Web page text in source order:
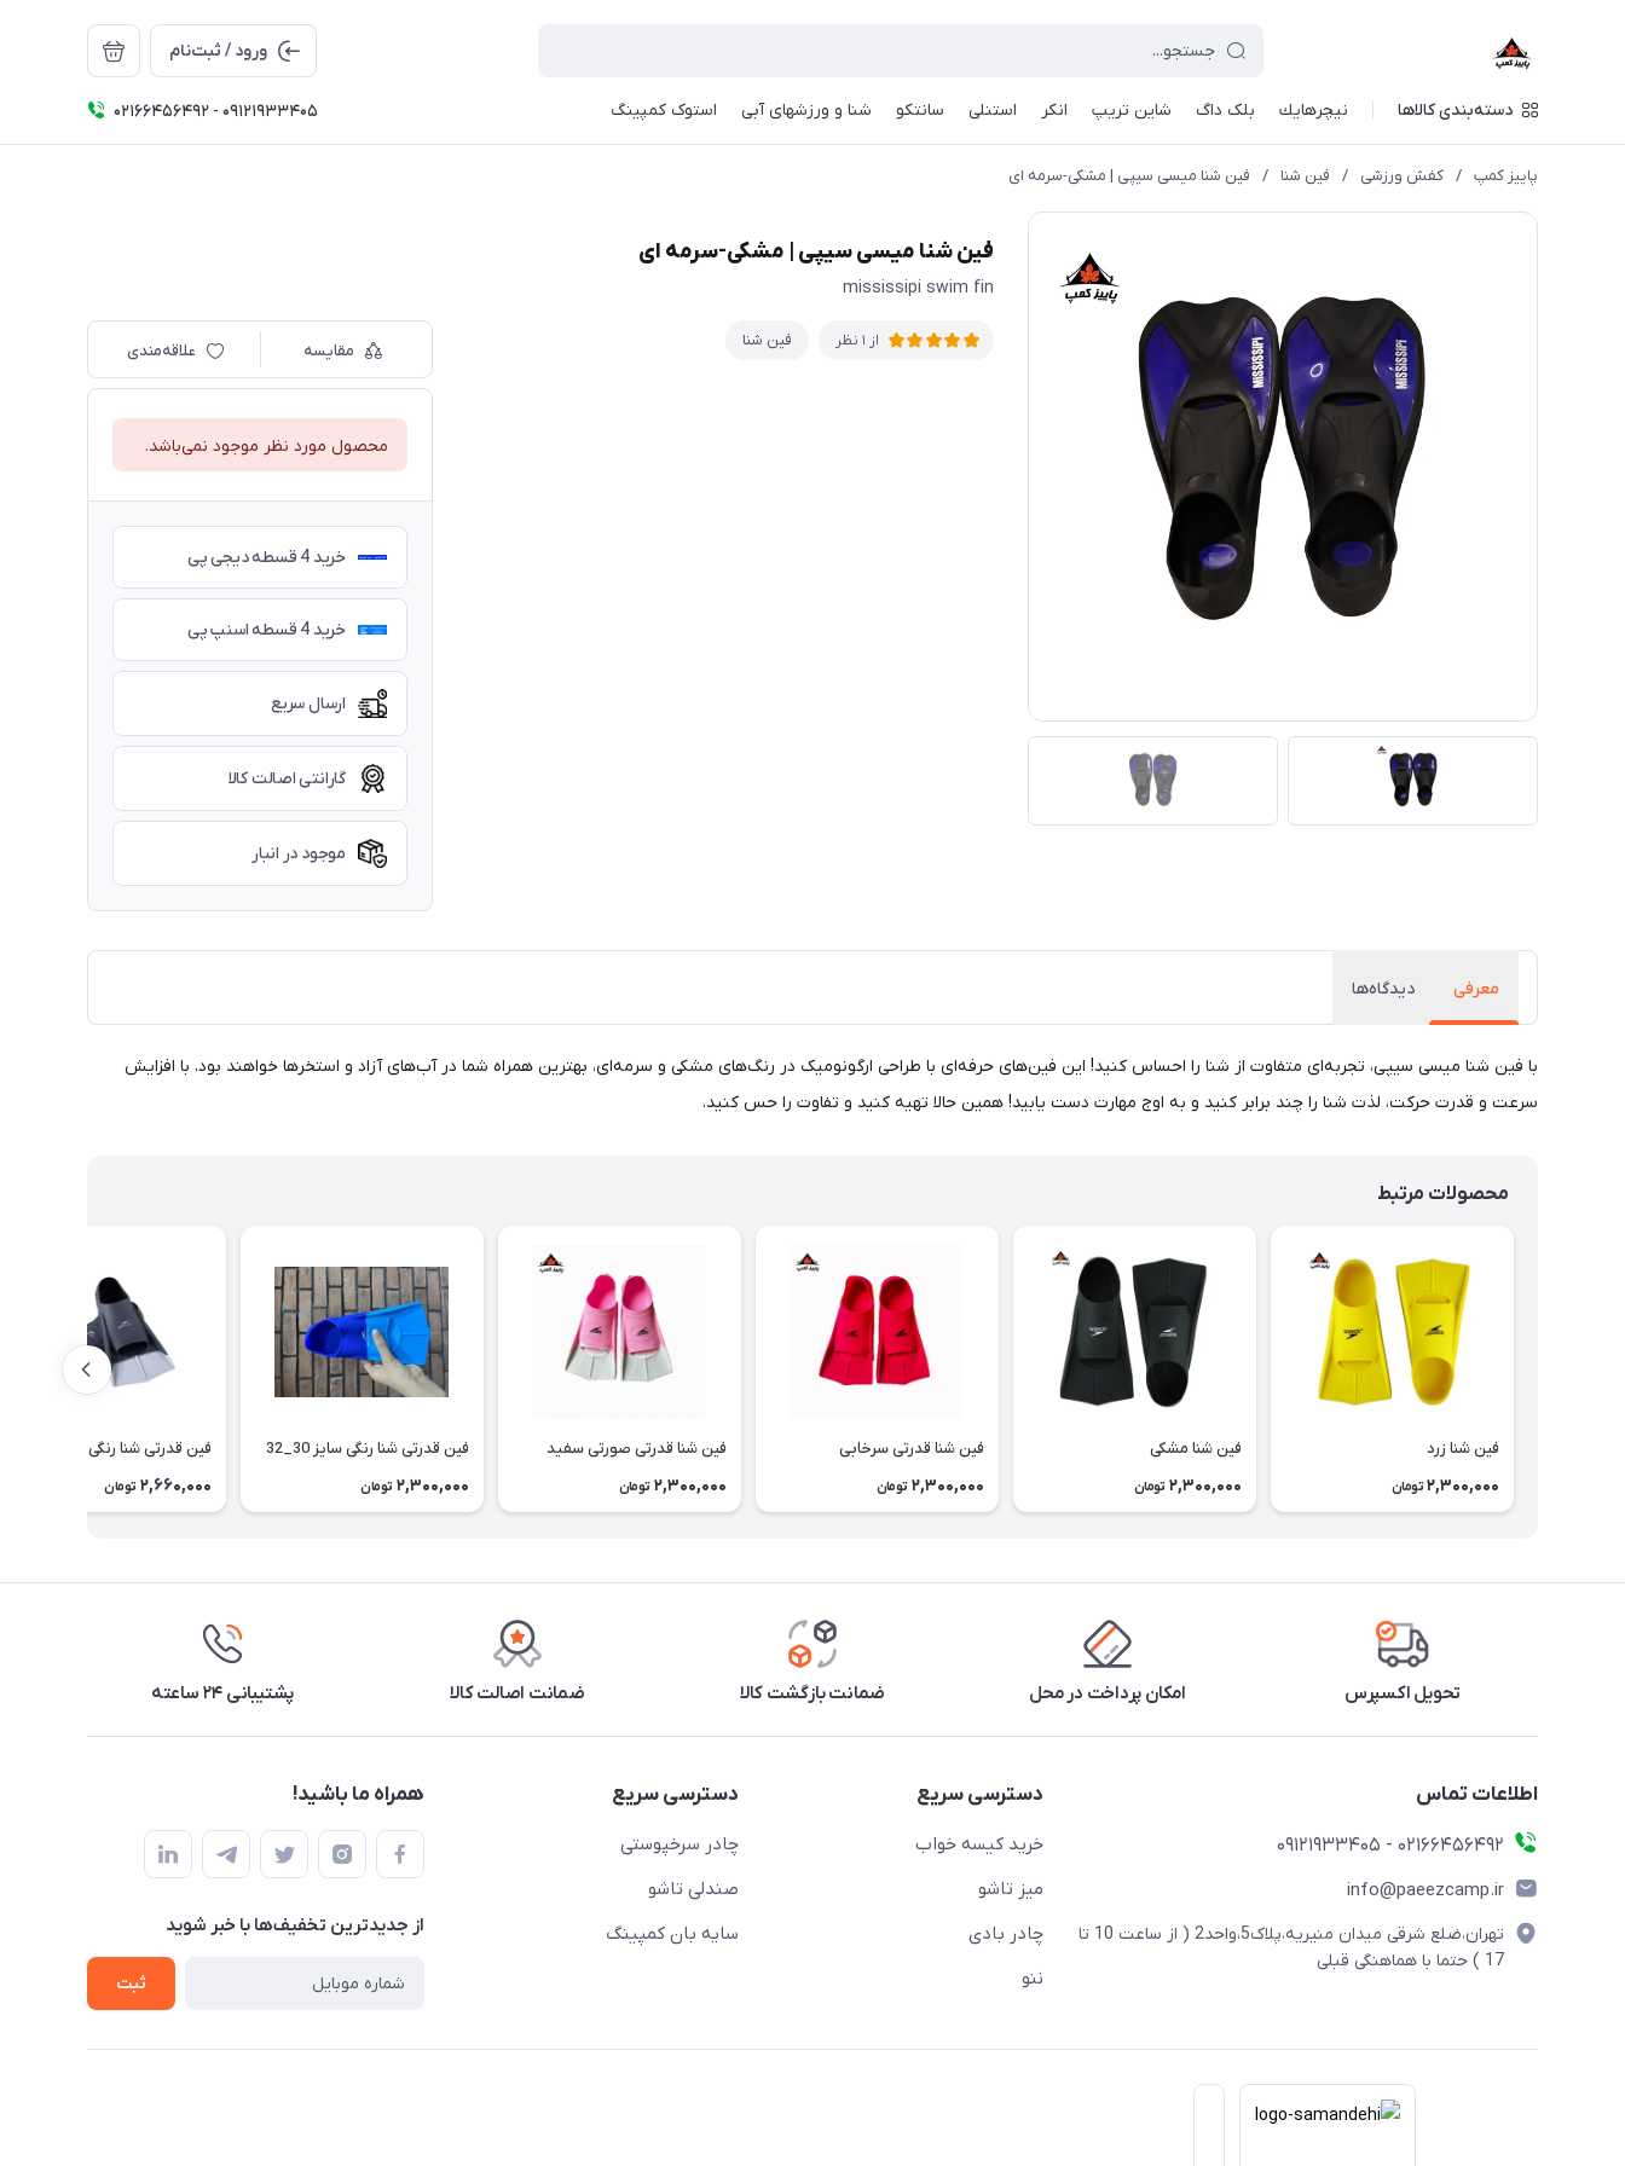
ورود / ثبت‌نام
دسته‌بندی کالاها نيچرهايك بلک داگ شاین تریپ انکر استنلی سانتکو شنا و ورزشهای آبی استوک کمپینگ 02166456492 - 09121933405
پاییز کمپ / کفش ورزشی / فین شنا / فین شنا میسی سیپی | مشکی-سرمه ای
فین شنا میسی سیپی | مشکی-سرمه ای
mississipi swim fin
از 1 نظر فین شنا
مقایسه علاقه‌مندی
محصول مورد نظر موجود نمی‌باشد.
خرید 4 قسطه دیجی پی
خرید 4 قسطه اسنپ پی
ارسال سریع
گارانتی اصالت کالا
موجود در انبار
معرفی دیدگاه‌ها
با فین شنا میسی سیپی، تجربه‌ای متفاوت از شنا را احساس کنید! این فین‌های حرفه‌ای با طراحی ارگونومیک در رنگ‌های مشکی و سرمه‌ای، بهترین همراه شما در آب‌های آزاد و استخرها خواهند بود. با افزایش
سرعت و قدرت حرکت، لذت شنا را چند برابر کنید و به اوج مهارت دست یابید! همین حالا تهیه کنید و تفاوت را حس کنید.
محصولات مرتبط
فین شنا زرد
2,300,000 تومان
فین شنا مشکی
2,300,000 تومان
فین شنا قدرتی سرخابی
2,300,000 تومان
فین شنا قدرتی صورتی سفید
2,300,000 تومان
فین قدرتی شنا رنگی سایز 30_32
2,300,000 تومان
فین قدرتی شنا رنگی
2,660,000 تومان
تحویل اکسپرس امکان پرداخت در محل ضمانت بازگشت کالا ضمانت اصالت کالا پشتیبانی ۲۴ ساعته
اطلاعات تماس
02166456492 - 09121933405
info@paeezcamp.ir
تهران،ضلع شرقی میدان منیریه،پلاک5،واحد2 ( از ساعت 10 تا
17 ) حتما با هماهنگی قبلی
دسترسی سریع
خرید کیسه خواب
میز تاشو
چادر بادی
ننو
دسترسی سریع
چادر سرخپوستی
صندلی تاشو
سایه بان کمپینگ
همراه ما باشید!
از جدید‌ترین تخفیف‌ها با‌ خبر شوید
ثبت